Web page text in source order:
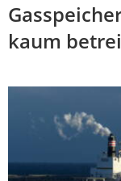
kaum